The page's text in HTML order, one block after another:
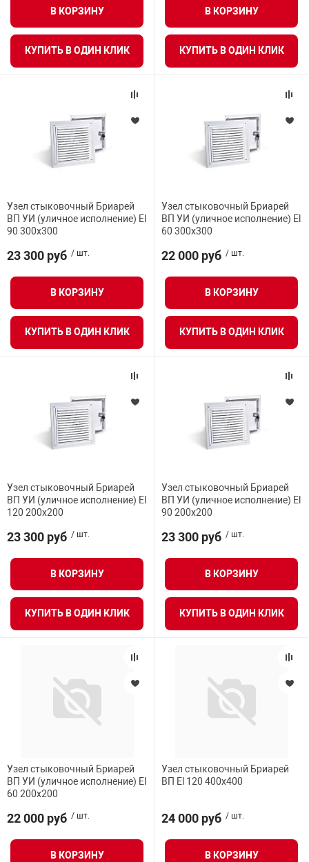
В КОРЗИНУ
КУПИТЬ В ОДИН КЛИК
В КОРЗИНУ
КУПИТЬ В ОДИН КЛИК
Узел стыковочный Бриарей
ВП УИ (уличное исполнение) El
90 300х300
23 300 руб / шт.
В КОРЗИНУ
КУПИТЬ В ОДИН КЛИК
Узел стыковочный Бриарей
ВП УИ (уличное исполнение) El
60 300х300
22 000 руб / шт.
В КОРЗИНУ
КУПИТЬ В ОДИН КЛИК
Узел стыковочный Бриарей
ВП УИ (уличное исполнение) El
120 200х200
23 300 руб / шт.
В КОРЗИНУ
КУПИТЬ В ОДИН КЛИК
Узел стыковочный Бриарей
ВП УИ (уличное исполнение) El
90 200х200
23 300 руб / шт.
В КОРЗИНУ
КУПИТЬ В ОДИН КЛИК
Узел стыковочный Бриарей
ВП УИ (уличное исполнение) El
60 200х200
22 000 руб / шт.
В КОРЗИНУ
Узел стыковочный Бриарей
ВП El 120 400х400
24 000 руб / шт.
В КОРЗИНУ